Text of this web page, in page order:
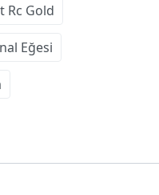
Rc Gold
Eğesi